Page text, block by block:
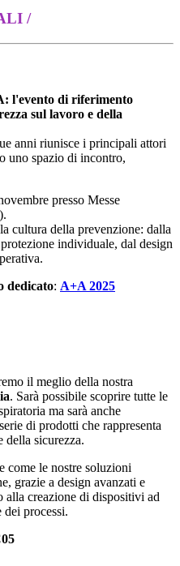
/
l'evento di riferimento
sul lavoro e della
anni riunisce i principali attori
uno spazio di incontro,
presso Messe
cultura della prevenzione: dalla
individuale, dal design
dedicato: A+A 2025
il meglio della nostra
. Sarà possibile scoprire tutte le
ma sarà anche
di prodotti che rappresenta
della sicurezza.
come le nostre soluzioni
grazie a design avanzati e
alla creazione di dispositivi ad
dei processi.